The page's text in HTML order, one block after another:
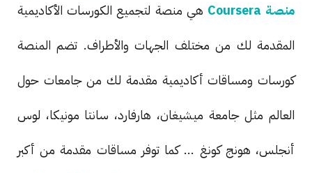
منصة Coursera
هي منصة لتجميع الكورسات الأكاديمية
المقدمة لك من مختلف الجهات والأطراف. تضم المنصة
كورسات ومساقات أكاديمية مقدمة لك من جامعات حول
العالم مثل جامعة ميشيغان، هارفارد، سانتا مونيكا، لوس
أنجلس، هونج كونغ ... كما توفر مساقات مقدمة من أكبر